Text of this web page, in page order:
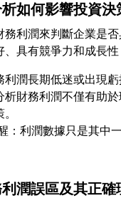
如何影響投資決
務利潤來判斷企業是
利潤長期低迷或出現
析財務利潤不僅有助
利潤數據只是其中
潤誤區及其正確